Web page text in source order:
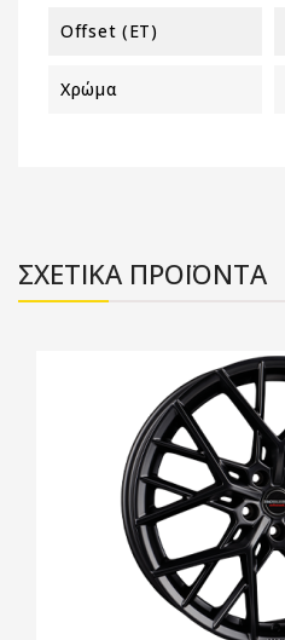
Offset (ET)
Χρώμα
ΣΧΕΤΙΚΑ ΠΡΟΪΟΝΤΑ